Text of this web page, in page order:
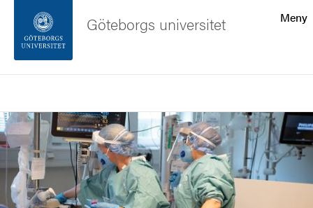
Sidfoten
Om webbplatsen
Meny
Göteborgs universitet
Bild